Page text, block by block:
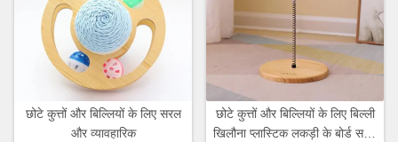
छोटे कुत्तों और बिल्लियों के लिए सरल
और व्यावहारिक
छोटे कुत्तों और बिल्लियों के लिए बिल्ली
खिलौना प्लास्टिक लकड़ी के बोर्ड सरल